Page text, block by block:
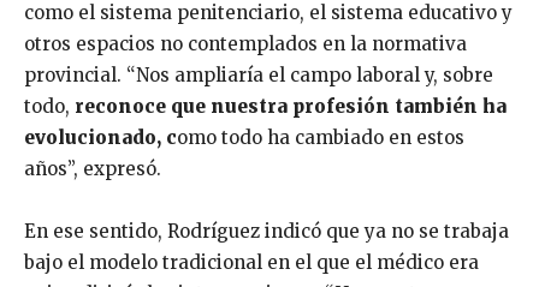
como el sistema penitenciario, el sistema educativo y
otros espacios no contemplados en la normativa
provincial. “Nos ampliaría el campo laboral y, sobre
todo, reconoce que nuestra profesión también ha
evolucionado, como todo ha cambiado en estos
años”, expresó.
En ese sentido, Rodríguez indicó que ya no se trabaja
bajo el modelo tradicional en el que el médico era